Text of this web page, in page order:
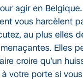
agir en
vous harcèlent
au plus elles
Elles
croire qu’un
votre porte si